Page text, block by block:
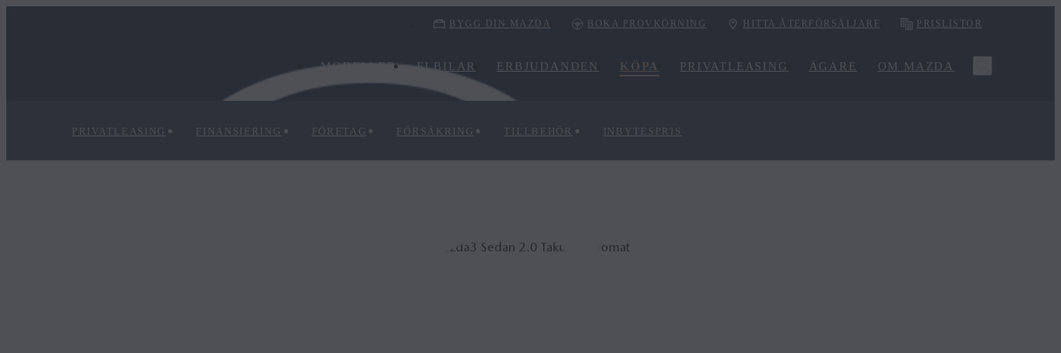
BYGG DIN MAZDA BOKA PROVKÖRNING HITTA ÅTERFÖRSÄLJARE PRISLISTOR
MODELLER ELBILAR ERBJUDANDEN KÖPA PRIVATLEASING ÄGARE OM MAZDA
PRIVATLEASING FINANSIERING FÖRETAG FÖRSÄKRING TILLBEHÖR INBYTESPRIS
Mazda3 Sedan 2.0 Takumi automat